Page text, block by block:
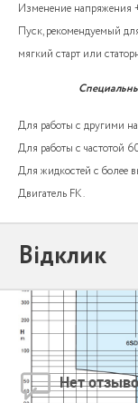
Изменение напряжения
Пуск, рекомендуемый
мягкий старт или
Для работы с другими
Для работы с частотой
Для жидкостей с более
Двигатель FK.
Відклик
Нет